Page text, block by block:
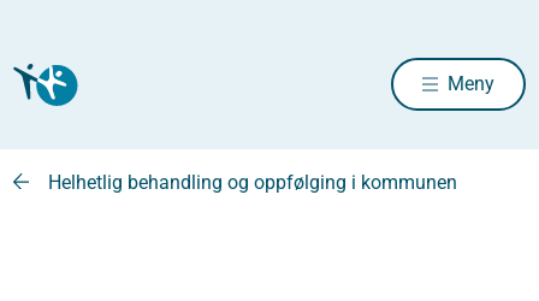
Meny
Helhetlig behandling og oppfølging i kommunen